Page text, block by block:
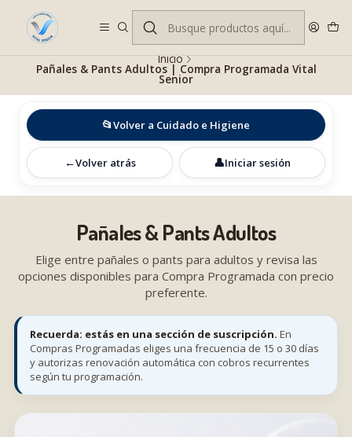
Despacho gratis en RM desde $100.000. Revisa las condiciones.
Inicio
Pañales & Pants Adultos | Compra Programada Vital
Senior
←Volver atrás
📂Volver a Cuidado e Higiene
👤Iniciar sesión
Pañales & Pants Adultos
Elige entre pañales o pants para adultos y revisa las
opciones disponibles para Compra Programada con precio
preferente.
Recuerda: estás en una sección de suscripción. En
Compras Programadas eliges una frecuencia de 15 o 30 días
y autorizas renovación automática con cobros recurrentes
según tu programación.